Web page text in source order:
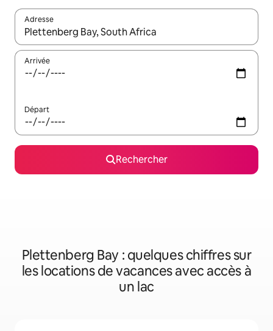
Adresse
Lorsque les résultats s'affichent, utilisez les flèches vers le
Arrivée
Départ
Rechercher
Plettenberg Bay : quelques chiffres sur
les locations de vacances avec accès à
un lac